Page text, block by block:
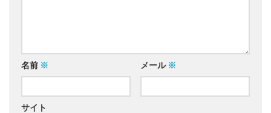
名前 ※ メール ※
サイト